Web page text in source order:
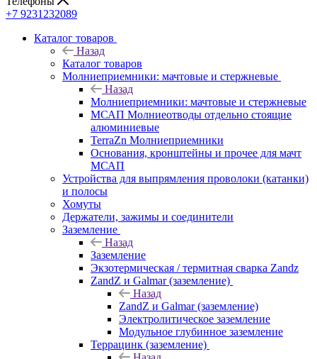
+7 9231232089
Каталог товаров
Назад
Каталог товаров
Молниеприемники: мачтовые и стержневые
Назад
Молниеприемники: мачтовые и стержневые
МСАП Молниеотводы отдельно стоящие
алюминиевые
TerraZn Молниеприемники
Основания, кронштейны и прочее для мачт
МСАП
Устройства для выпрямления проволоки (катанки)
и полосы
Хомуты
Держатели, зажимы и соединители
Заземление
Назад
Заземление
Экзотермическая / термитная сварка Zandz
ZandZ и Galmar (заземление)
Назад
ZandZ и Galmar (заземление)
Электролитическое заземление
Модульное глубинное заземление
Террацинк (заземление)